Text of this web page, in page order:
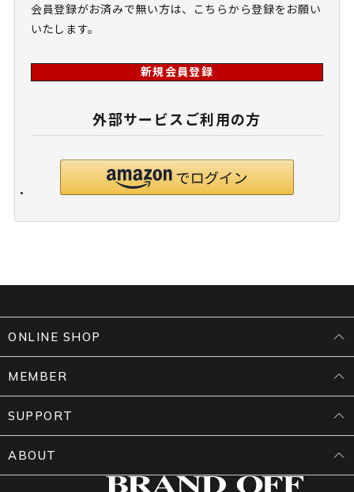
会員登録がお済みで無い方は、こちらから登録をお願い
いたします。
新規会員登録
外部サービスご利用の方
ONLINE SHOP
MEMBER
SUPPORT
ABOUT